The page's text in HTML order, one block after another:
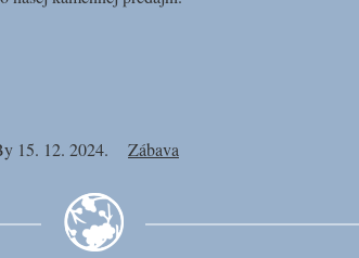
15. 12. 2024. Zábava